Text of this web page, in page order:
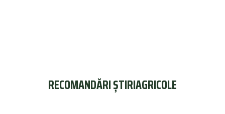
RECOMANDĂRI ȘTIRIAGRICOLE